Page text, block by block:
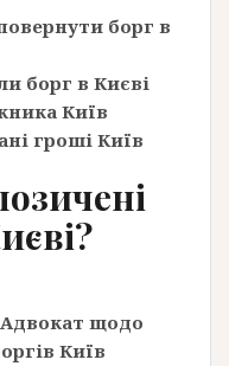
борг в
борг в Києві
Київ
гроші Київ
Адвокат щодо
Київ